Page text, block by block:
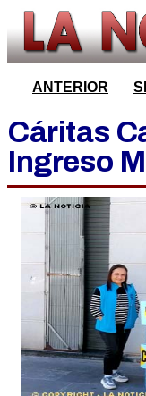
ANTERIOR
Cáritas
Ingreso